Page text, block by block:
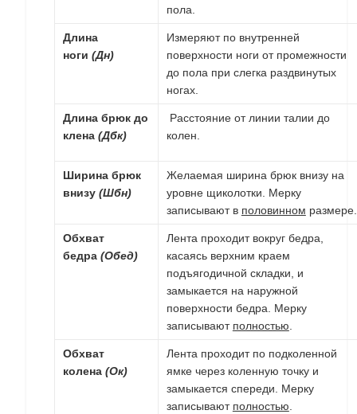
пола.
Длина
ноги (Дн)
Измеряют по внутренней
поверхности ноги от промежности
до пола при слегка раздвинутых
ногах.
Длина брюк до
клена (Дбк)
Расстояние от линии талии до
колен.
Ширина брюк
внизу (Шбн)
Желаемая ширина брюк внизу на
уровне щиколотки. Мерку
записывают в половинном размере.
Обхват
бедра (Обед)
Лента проходит вокруг бедра,
касаясь верхним краем
подъягодичной складки, и
замыкается на наружной
поверхности бедра. Мерку
записывают полностью.
Обхват
колена (Ок)
Лента проходит по подколенной
ямке через коленную точку и
замыкается спереди. Мерку
записывают полностью.